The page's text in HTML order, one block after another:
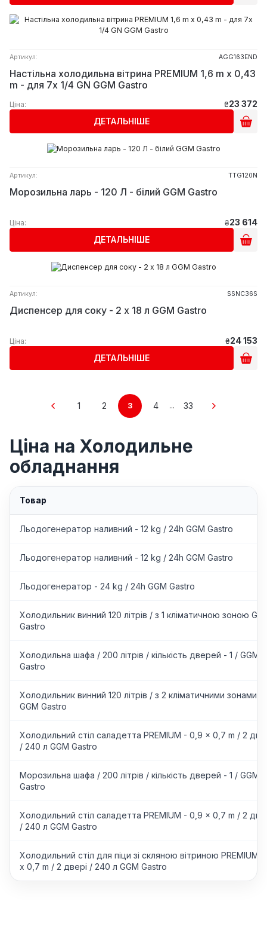
Артикул: AGG163END
Настільна холодильна вітрина PREMIUM 1,6 m x 0,43
m - для 7x 1/4 GN GGM Gastro
Ціна: ₴23 372
ДЕТАЛЬНІШЕ
Артикул: TTG120N
Морозильна ларь - 120 Л - білий GGM Gastro
Ціна: ₴23 614
ДЕТАЛЬНІШЕ
Артикул: SSNC36S
Диспенсер для соку - 2 x 18 л GGM Gastro
Ціна: ₴24 153
ДЕТАЛЬНІШЕ
1 2 3 4 ... 33
Ціна на Холодильне
обладнання
Товар
Льодогенератор наливний - 12 kg / 24h GGM Gastro
Льодогенератор наливний - 12 kg / 24h GGM Gastro
Льодогенератор - 24 kg / 24h GGM Gastro
Холодильник винний 120 літрів / з 1 кліматичною зоною
Gastro
Холодильна шафа / 200 літрів / кількість дверей - 1 / GGM
Gastro
Холодильник винний 120 літрів / з 2 кліматичними зонами
GGM Gastro
Холодильний стіл саладетта PREMIUM - 0,9 x 0,7 m / 2
/ 240 л GGM Gastro
Морозильна шафа / 200 літрів / кількість дверей - 1 / GGM
Gastro
Холодильний стіл саладетта PREMIUM - 0,9 x 0,7 m / 2
/ 240 л GGM Gastro
Холодильний стіл для піци зі скляною вітриною PREMIUM
x 0,7 m / 2 двері / 240 л GGM Gastro